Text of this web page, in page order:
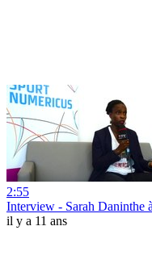
2:55
Interview - Sarah Daninthe
il y a 11 ans